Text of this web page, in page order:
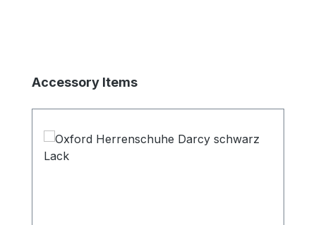
Produktgalerie überspringen
Accessory Items